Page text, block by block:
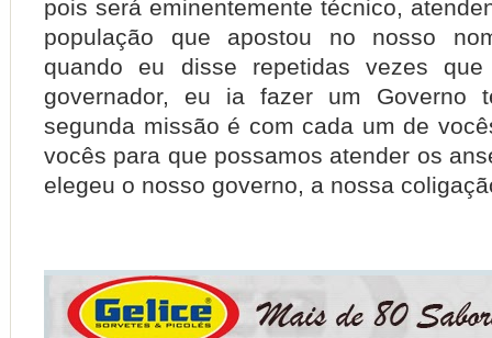
pois será eminentemente técnico,
população que apostou no nosso
quando eu disse repetidas vezes
governador, eu ia fazer um Governo
segunda missão é com cada um de
vocês para que possamos atender os
elegeu o nosso governo, a nossa